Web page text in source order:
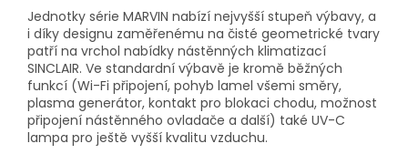
Jednotky série MARVIN nabízí nejvyšší stupeň výbavy, a
i díky designu zaměřenému na čisté geometrické tvary
patří na vrchol nabídky nástěnných klimatizací
SINCLAIR. Ve standardní výbavě je kromě běžných
funkcí (Wi-Fi připojení, pohyb lamel všemi směry,
plasma generátor, kontakt pro blokaci chodu, možnost
připojení nástěnného ovladače a další) také UV-C
lampa pro ještě vyšší kvalitu vzduchu.